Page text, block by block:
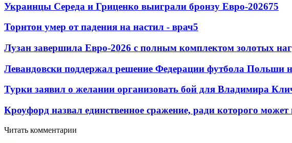
Украинцы Середа и Гриценко выиграли бронзу Евро-202675
Торнтон умер от падения на настил - врач5
Лузан завершила Евро-2026 с полным комплектом золотых
Левандовски поддержал решение Федерации футбола Польши
Турки заявил о желании организовать бой для Владимира
Кроуфорд назвал единственное сражение, ради которого может
Читать комментарии